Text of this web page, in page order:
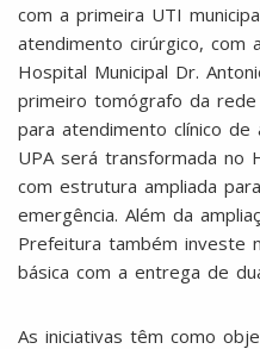
com a primeira UTI
atendimento cirúrgico, com
Hospital Municipal Dr.
primeiro tomógrafo da
para atendimento clínico de
UPA será transformada no
com estrutura ampliada
emergência. Além da
Prefeitura também investe
básica com a entrega de
As iniciativas têm como